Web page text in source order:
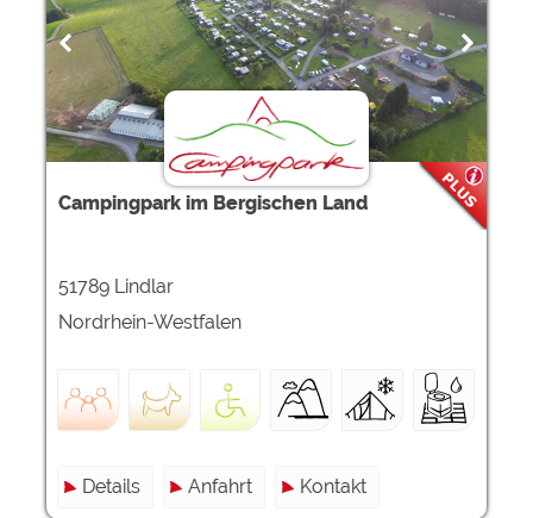
Campingpark im Bergischen Land
51789 Lindlar
Nordrhein-Westfalen
Details Anfahrt Kontakt